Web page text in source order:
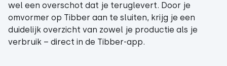
wel een overschot dat je teruglevert. Door je
omvormer op Tibber aan te sluiten, krijg je een
duidelijk overzicht van zowel je productie als je
verbruik – direct in de Tibber-app.